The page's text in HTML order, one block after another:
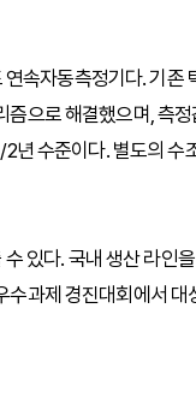
속자동측정기다. 기존
으로 해결했으며, 측
수준이다. 별도의 수
있다. 국내 생산 라인
과제 경진대회에서 대